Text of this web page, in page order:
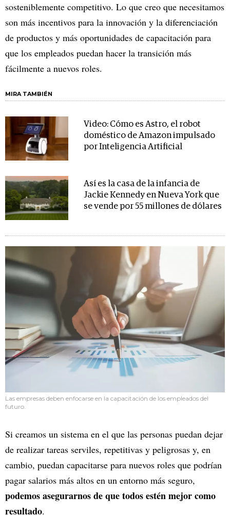
sosteniblemente competitivo. Lo que creo que necesitamos
son más incentivos para la innovación y la diferenciación
de productos y más oportunidades de capacitación para
que los empleados puedan hacer la transición más
fácilmente a nuevos roles.
MIRA TAMBIÉN
Video: Cómo es Astro, el robot
doméstico de Amazon impulsado
por Inteligencia Artificial
Así es la casa de la infancia de
Jackie Kennedy en Nueva York que
se vende por 55 millones de dólares
Las empresas deben enfocarse en la capacitación de los empleados del
futuro.
Si creamos un sistema en el que las personas puedan dejar
de realizar tareas serviles, repetitivas y peligrosas y, en
cambio, puedan capacitarse para nuevos roles que podrían
pagar salarios más altos en un entorno más seguro,
podemos asegurarnos de que todos estén mejor como
resultado.